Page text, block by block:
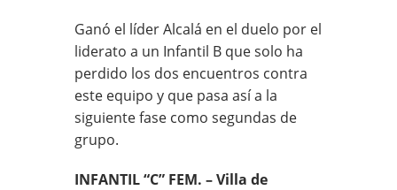
Ganó el líder Alcalá en el duelo por el
liderato a un Infantil B que solo ha
perdido los dos encuentros contra
este equipo y que pasa así a la
siguiente fase como segundas de
grupo.
INFANTIL “C” FEM. – Villa de